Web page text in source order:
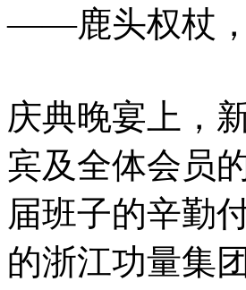
——鹿头权杖，
庆典晚宴上，
宾及全体会员
届班子的辛勤
的浙江功量集